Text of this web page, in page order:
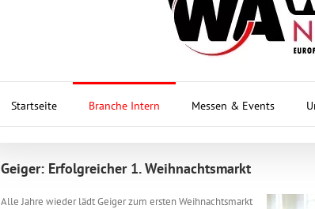
Startseite Branche Intern Messen & Events
Geiger: Erfolgreicher 1. Weihnachtsmarkt
Alle Jahre wieder lädt Geiger zum ersten Weihnachtsmarkt